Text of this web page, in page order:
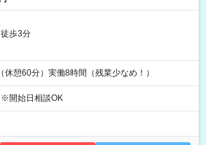
歩3分
休憩60分）実働8時間（残業少なめ！）
開始日相談OK